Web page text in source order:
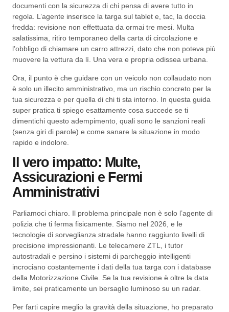
documenti con la sicurezza di chi pensa di avere tutto in
regola. L’agente inserisce la targa sul tablet e, tac, la doccia
fredda: revisione non effettuata da ormai tre mesi. Multa
salatissima, ritiro temporaneo della carta di circolazione e
l’obbligo di chiamare un carro attrezzi, dato che non poteva più
muovere la vettura da lì. Una vera e propria odissea urbana.
Ora, il punto è che guidare con un veicolo non collaudato non
è solo un illecito amministrativo, ma un rischio concreto per la
tua sicurezza e per quella di chi ti sta intorno. In questa guida
super pratica ti spiego esattamente cosa succede se ti
dimentichi questo adempimento, quali sono le sanzioni reali
(senza giri di parole) e come sanare la situazione in modo
rapido e indolore.
Il vero impatto: Multe,
Assicurazioni e Fermi
Amministrativi
Parliamoci chiaro. Il problema principale non è solo l’agente di
polizia che ti ferma fisicamente. Siamo nel 2026, e le
tecnologie di sorveglianza stradale hanno raggiunto livelli di
precisione impressionanti. Le telecamere ZTL, i tutor
autostradali e persino i sistemi di parcheggio intelligenti
incrociano costantemente i dati della tua targa con i database
della Motorizzazione Civile. Se la tua revisione è oltre la data
limite, sei praticamente un bersaglio luminoso su un radar.
Per farti capire meglio la gravità della situazione, ho preparato